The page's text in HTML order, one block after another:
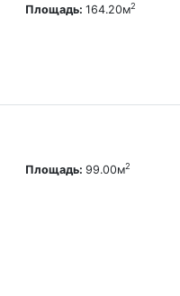
Площадь: 164.20м2
Площадь: 99.00м2